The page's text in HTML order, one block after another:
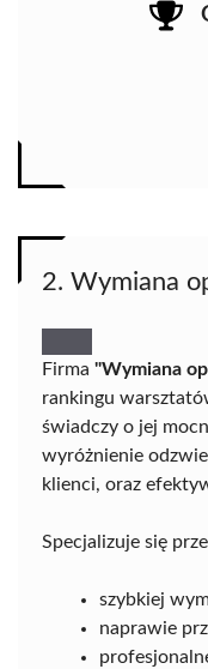
2. Wymiana
Firma "Wymiana
rankingu
świadczy o jej
wyróżnienie
klienci, oraz
Specjalizuje się
szybkiej
naprawie